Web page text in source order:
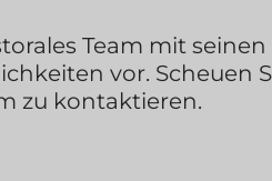
Team mit seinen
vor. Scheuen
zu kontaktieren.